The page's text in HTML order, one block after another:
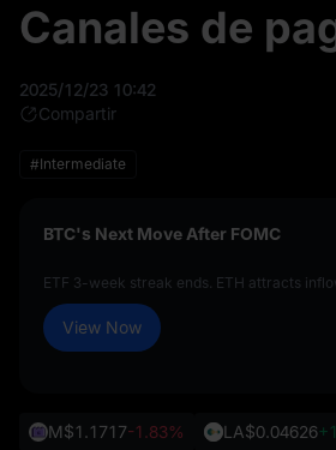
Canales de
2025/12/23 10:42
Compartir
#Intermediate
BTC's Next Move After FOMC
ETF 3-week streak ends. ETH attracts
View Now
M$1.1717-1.83% LA$0.04626